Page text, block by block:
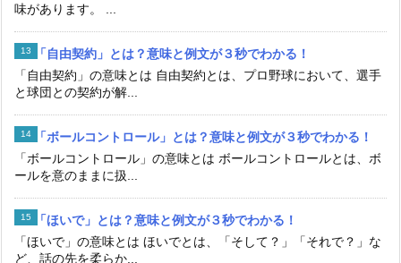
味があります。 ...
「自由契約」とは？意味と例文が３秒でわかる！
「自由契約」の意味とは 自由契約とは、プロ野球において、選手
と球団との契約が解...
「ボールコントロール」とは？意味と例文が３秒でわかる！
「ボールコントロール」の意味とは ボールコントロールとは、ボ
ールを意のままに扱...
「ほいで」とは？意味と例文が３秒でわかる！
「ほいで」の意味とは ほいでとは、「そして？」「それで？」な
ど、話の先を柔らか...